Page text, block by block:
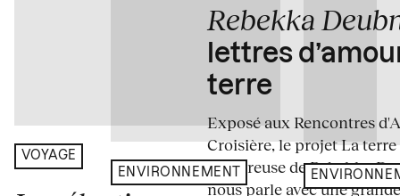
VOYAGE
ENVIRONNEMENT
Rebekka
lettres
terre
Exposé aux Rencontres
Croisière, le projet La terre
amoureuse de Rebekka
nous parle avec une